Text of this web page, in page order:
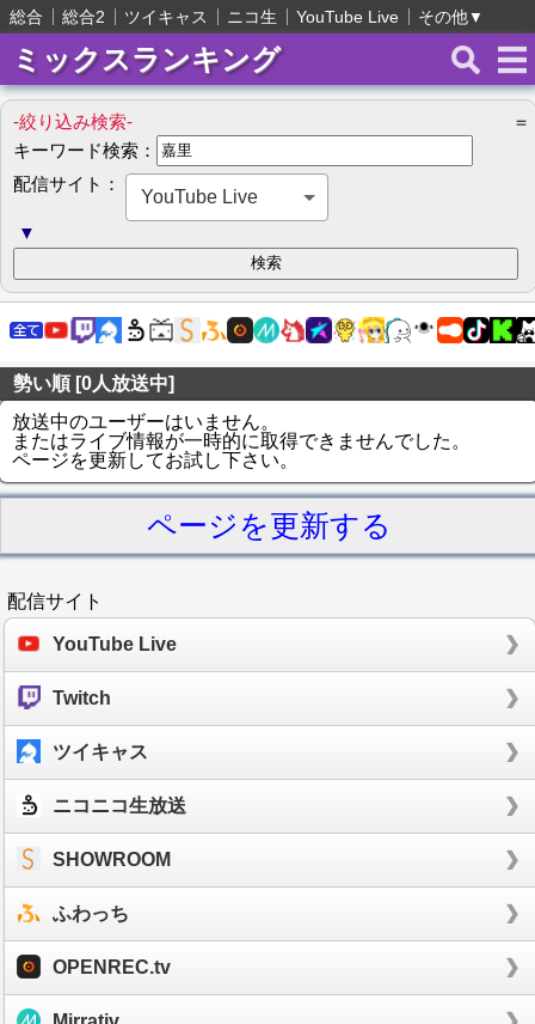
総合 総合2 ツイキャス ニコ生 YouTube Live その他▼
ミックスランキング
-絞り込み検索-
＝
キーワード検索：
配信サイト：
YouTube Live
▼
勢い順 [0人放送中]
放送中のユーザーはいません。
またはライブ情報が一時的に取得できませんでした。
ページを更新してお試し下さい。
ページを更新する
配信サイト
YouTube Live
Twitch
ツイキャス
ニコニコ生放送
SHOWROOM
ふわっち
OPENREC.tv